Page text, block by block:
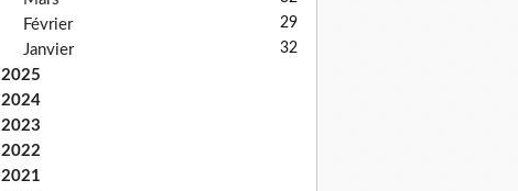
Février 29
Janvier 32
2025
2024
2023
2022
2021